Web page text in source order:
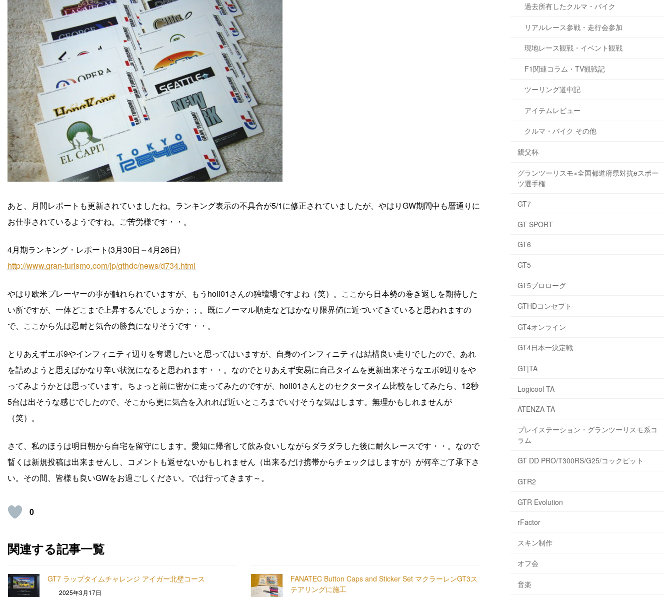
あと、月間レポートも更新されていましたね。ランキング表示の不具合が5/1に修正されていましたが、やはりGW期間中も暦通りに
お仕事されているようですね。ご苦労様です・・。
4月期ランキング・レポート(3月30日～4月26日)
http://www.gran-turismo.com/jp/gthdc/news/d734.html
やはり欧米プレーヤーの事が触れられていますが、もうholl01さんの独壇場ですよね（笑）。ここから日本勢の巻き返しを期待した
い所ですが、一体どこまで上昇するんでしょうか；；。既にノーマル順走などはかなり限界値に近づいてきていると思われますの
で、ここから先は忍耐と気合の勝負になりそうです・・。
とりあえずエボ9やインフィニティ辺りを奪還したいと思ってはいますが、自身のインフィニティは結構良い走りでしたので、あれ
を詰めようと思えばかなり辛い状況になると思われます・・。なのでとりあえず安易に自己タイムを更新出来そうなエボ9辺りをや
ってみようかとは思っています。ちょっと前に密かに走ってみたのですが、holl01さんとのセクタータイム比較をしてみたら、12秒
5台は出そうな感じでしたので、そこから更に気合を入れれば近いところまでいけそうな気はします。無理かもしれませんが
（笑）。
さて、私のほうは明日朝から自宅を留守にします。愛知に帰省して飲み食いしながらダラダラした後に耐久レースです・・。なので
暫くは新規投稿は出来ませんし、コメントも返せないかもしれません（出来るだけ携帯からチェックはしますが）が何卒ご了承下さ
い。その間、皆様も良いGWをお過ごしください。では行ってきます～。
0
関連する記事一覧
GT7 ラップタイムチャレンジ アイガー北壁コース
2025年3月17日
FANATEC Button Caps and Sticker Set マクラーレンGT3ス
テアリングに施工
過去所有したクルマ・バイク
リアルレース参戦・走行会参加
現地レース観戦・イベント観戦
F1関連コラム・TV観戦記
ツーリング道中記
アイテムレビュー
クルマ・バイク その他
親父杯
グランツーリスモ×全国都道府県対抗eスポー
ツ選手権
GT7
GT SPORT
GT6
GT5
GT5プロローグ
GTHDコンセプト
GT4オンライン
GT4日本一決定戦
GT|TA
Logicool TA
ATENZA TA
プレイステーション・グランツーリスモ系コ
ラム
GT DD PRO/T300RS/G25/コックピット
GTR2
GTR Evolution
rFactor
スキン制作
オフ会
音楽